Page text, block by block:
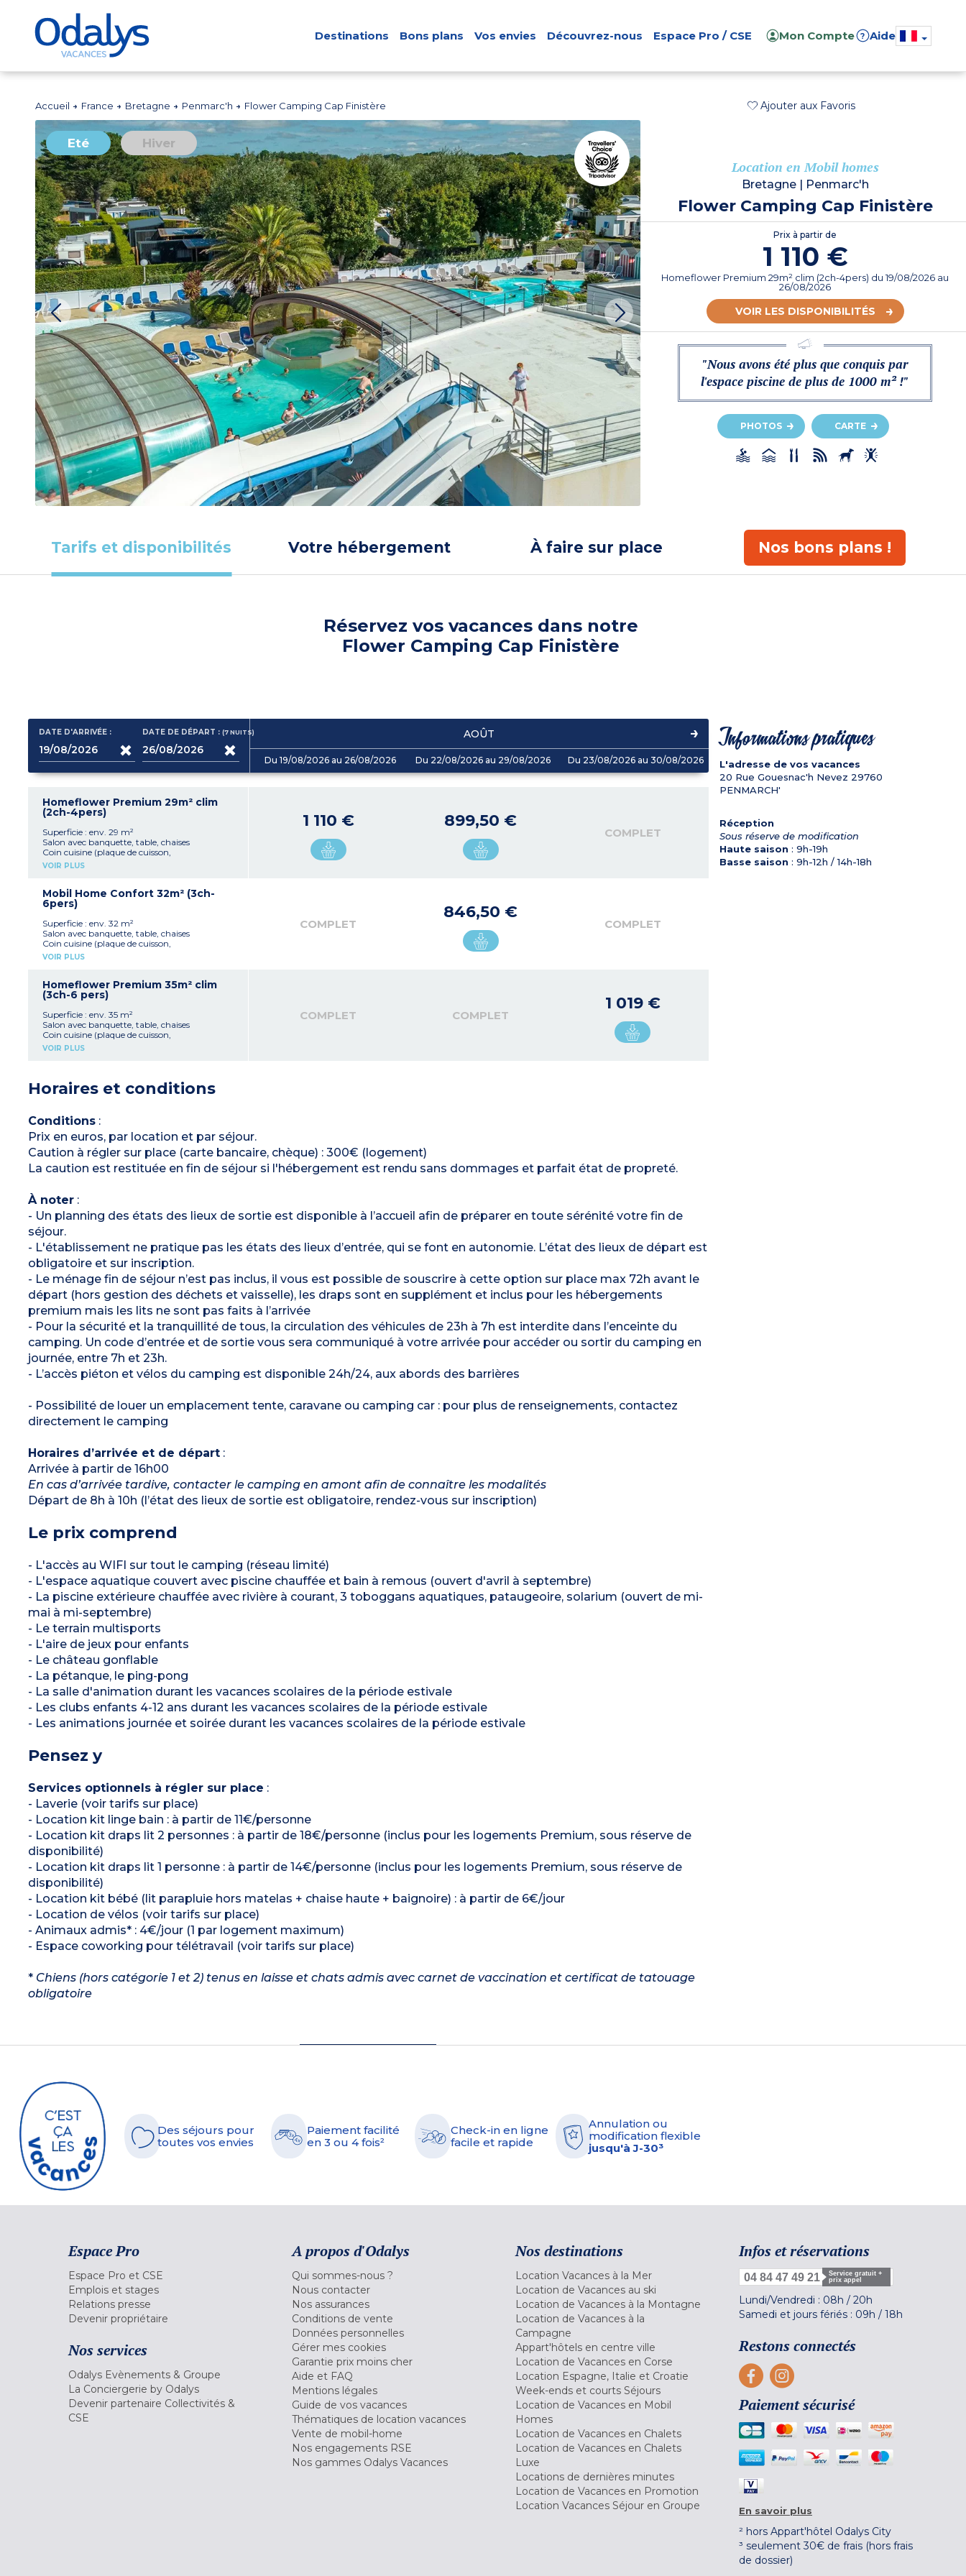
Destinations Bons plans Vos envies Découvrez-nous Espace Pro / CSE Mon Compte ? Aide
Accueil France Bretagne Penmarc'h Flower Camping Cap Finistère Ajouter aux Favoris
Eté Hiver
Location en Mobil homes
Bretagne| Penmarc'h
Flower Camping Cap Finistère
Prix à partir de
1 110 €
Homeflower Premium 29m² clim (2ch-4pers) du19/08/2026 au
26/08/2026
VOIR LES DISPONIBILITÉS
"Nous avons été plus que conquis par
l'espace piscine de plus de 1000 m² !"
PHOTOS CARTE
Tarifs et disponibilités Votre hébergement À faire sur place Nos bons plans !
Réservez vos vacances dans notre
Flower Camping Cap Finistère
DATE D'ARRIVÉE : DATE DE DÉPART :(7NUITS) AOÛT
Du 19/08/2026 au 26/08/2026 Du 22/08/2026 au 29/08/2026 Du 23/08/2026 au 30/08/2026
Homeflower Premium 29m² clim
(2ch-4pers)
Superficie : env. 29 m²
Salon avec banquette, table, chaises
Coin cuisine (plaque de cuisson,
réfrigérateur/congélateur, micro-ondes,
1 chambre avec 1 lit double (160x200 cm)
1 chambre avec 2 lits simples (80x190 cm)
1 salle d'eau avec douche, lavabo
WC séparé
Télévision
Terrasse couverte (privative de + de 20m²) avec
salon de jardin, plancha, transat
Climatisation
inclus
À noter
:
- Draps et serviettes fournis pour les
participants inscrits (lits non faits à l'arrivée)
VOIR PLUS
1 110 € 899,50 €
COMPLET
Mobil Home Confort 32m² (3ch-
6pers)
Superficie : env. 32 m²
Salon avec banquette, table, chaises
Coin cuisine (plaque de cuisson,
réfrigérateur/congélateur, micro-ondes,
2 chambres avec 2 lits simples (90 x 190 cm)
1 salle d'eau avec douche, lavabo
WC séparé
Télévision
Terrasse semi couverte (10m²)
Capacité max. 6 personnes, bébé/enfant
inclus
VOIR PLUS
COMPLET
846,50 €
COMPLET
Homeflower Premium 35m² clim
(3ch-6 pers)
Superficie : env. 35 m²
Salon avec banquette, table, chaises
Coin cuisine (plaque de cuisson,
réfrigérateur/congélateur, micro-ondes,
2 chambres avec 2 lits simples (80x190 cm)
1 salle d'eau avec douche, lavabo
Télévision
Terrasse semi-couverte (privative de + de 20m²)
avec salon de jardin, plancha et transats
Capacité max. 6 personnes, bébé/enfant
inclus
- Draps et serviettes fournis pour les
participants inscrits (lits non faits à l'arrivée)
- Quartier piéton
VOIR PLUS
COMPLET COMPLET
1 019 €
Horaires et conditions
Conditions:
Prix en euros, par location et par séjour.
Caution à régler sur place (carte bancaire, chèque) : 300€ (logement)
La caution est restituée en fin de séjour si l'hébergement est rendu sans dommages et parfait état de propreté.
À noter:
- Un planning des états des lieux de sortie est disponible à l’accueil afin de préparer en toute sérénité votre fin de
séjour.
- L'établissement ne pratique pas les états des lieux d’entrée, qui se font en autonomie. L’état des lieux de départ est
obligatoire et sur inscription.
- Le ménage fin de séjour n’est pas inclus, il vous est possible de souscrire à cette option sur place max 72h avant le
départ (hors gestion des déchets et vaisselle), les draps sont en supplément et inclus pour les hébergements
premium mais les lits ne sont pas faits à l’arrivée
- Pour la sécurité et la tranquillité de tous, la circulation des véhicules de 23h à 7h est interdite dans l’enceinte du
camping. Un code d’entrée et de sortie vous sera communiqué à votre arrivée pour accéder ou sortir du camping en
journée, entre 7h et 23h.
- L’accès piéton et vélos du camping est disponible 24h/24, aux abords des barrières
- Possibilité de louer un emplacement tente, caravane ou camping car : pour plus de renseignements, contactez
directement le camping
Horaires d’arrivée et de départ:
Arrivée à partir de 16h00
En cas d’arrivée tardive, contacter le camping en amont afin de connaître les modalités
Départ de 8h à 10h (l’état des lieux de sortie est obligatoire, rendez-vous sur inscription)
Le prix comprend
- L'accès au WIFI sur tout le camping (réseau limité)
- L'espace aquatique couvert avec piscine chauffée et bain à remous (ouvert d'avril à septembre)
- La piscine extérieure chauffée avec rivière à courant, 3 toboggans aquatiques, pataugeoire, solarium (ouvert de mi-
mai à mi-septembre)
- Le terrain multisports
- L'aire de jeux pour enfants
- Le château gonflable
- La pétanque, le ping-pong
- La salle d'animation durant les vacances scolaires de la période estivale
- Les clubs enfants 4-12 ans durant les vacances scolaires de la période estivale
- Les animations journée et soirée durant les vacances scolaires de la période estivale
Pensez y
Services optionnels à régler sur place :
- Laverie (voir tarifs sur place)
- Location kit linge bain : à partir de 11€/personne
- Location kit draps lit 2 personnes : à partir de 18€/personne (inclus pour les logements Premium, sous réserve de
disponibilité)
- Location kit draps lit 1 personne : à partir de 14€/personne (inclus pour les logements Premium, sous réserve de
disponibilité)
- Location kit bébé (lit parapluie hors matelas + chaise haute + baignoire) : à partir de 6€/jour
- Location de vélos (voir tarifs sur place)
- Animaux admis* : 4€/jour (1 par logement maximum)
- Espace coworking pour télétravail (voir tarifs sur place)
* Chiens (hors catégorie 1 et 2) tenus en laisse et chats admis avec carnet de vaccination et certificat de tatouage
obligatoire
Informations pratiques
L'adresse de vos vacances
20 Rue Gouesnac'h Nevez 29760
PENMARCH'
Réception
Sous réserve de modification
Haute saison : 9h-19h
Basse saison : 9h-12h / 14h-18h
Des séjours pour
toutes vos envies
Paiement facilité
en 3 ou 4 fois²
Check-in en ligne
facile et rapide
Annulation ou
modification flexible
jusqu'à J-30³
Espace Pro
Espace Pro et CSE
Emplois et stages
Relations presse
Devenir propriétaire
Nos services
Odalys Evènements & Groupe
La Conciergerie by Odalys
Devenir partenaire Collectivités &
CSE
A propos d'Odalys
Qui sommes-nous ?
Nous contacter
Nos assurances
Conditions de vente
Données personnelles
Gérer mes cookies
Garantie prix moins cher
Aide et FAQ
Mentions légales
Guide de vos vacances
Thématiques de location vacances
Vente de mobil-home
Nos engagements RSE
Nos gammes Odalys Vacances
Nos destinations
Location Vacances à la Mer
Location de Vacances au ski
Location de Vacances à la Montagne
Location de Vacances à la
Campagne
Appart'hôtels en centre ville
Location de Vacances en Corse
Location Espagne, Italie et Croatie
Week-ends et courts Séjours
Location de Vacances en Mobil
Homes
Location de Vacances en Chalets
Location de Vacances en Chalets
Luxe
Locations de dernières minutes
Location de Vacances en Promotion
Location Vacances Séjour en Groupe
Infos et réservations
04 84 47 49 21
Service gratuit +
prix appel
Lundi/Vendredi : 08h / 20h
Samedi et jours fériés : 09h / 18h
Restons connectés
Paiement sécurisé
En savoir plus
² hors Appart'hôtel Odalys City
³ seulement 30€ de frais (hors frais
de dossier)